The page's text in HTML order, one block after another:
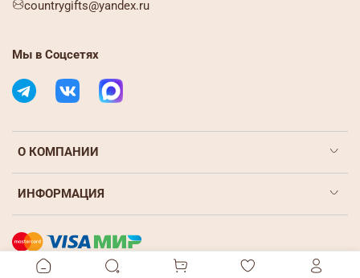
О КОМПАНИИ
ИНФОРМАЦИЯ
countrygifts@yandex.ru
Мы в Соцсетях